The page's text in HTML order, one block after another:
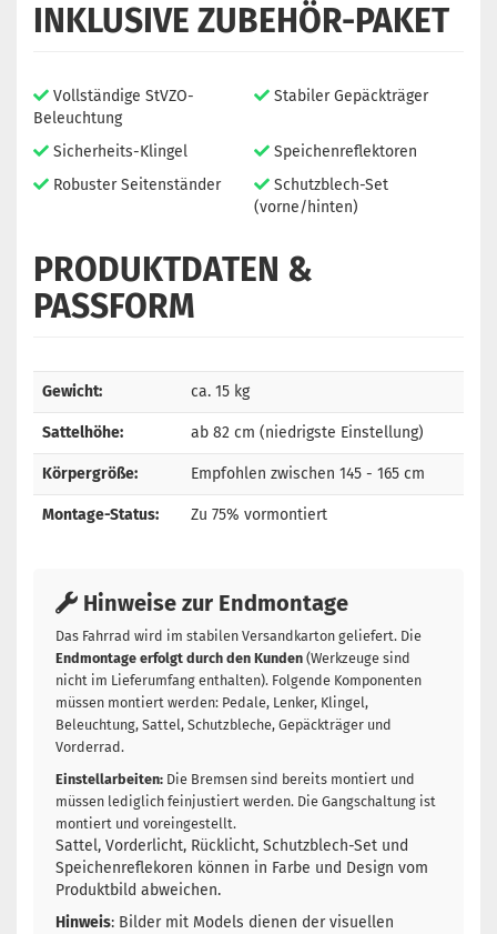
INKLUSIVE ZUBEHÖR-PAKET
Vollständige StVZO-
Beleuchtung
Stabiler Gepäckträger
Sicherheits-Klingel
Speichenreflektoren
Robuster Seitenständer
Schutzblech-Set
(vorne/hinten)
PRODUKTDATEN &
PASSFORM
Gewicht: ca. 15 kg
Sattelhöhe: ab 82 cm (niedrigste Einstellung)
Körpergröße: Empfohlen zwischen 145 - 165 cm
Montage-Status: Zu 75% vormontiert
Hinweise zur Endmontage
Das Fahrrad wird im stabilen Versandkarton geliefert. Die
Endmontage erfolgt durch den Kunden (Werkzeuge sind
nicht im Lieferumfang enthalten). Folgende Komponenten
müssen montiert werden: Pedale, Lenker, Klingel,
Beleuchtung, Sattel, Schutzbleche, Gepäckträger und
Vorderrad.
Einstellarbeiten: Die Bremsen sind bereits montiert und
müssen lediglich feinjustiert werden. Die Gangschaltung ist
montiert und voreingestellt.
Sattel, Vorderlicht, Rücklicht, Schutzblech-Set und
Speichenreflekoren können in Farbe und Design vom
Produktbild abweichen.
Hinweis: Bilder mit Models dienen der visuellen